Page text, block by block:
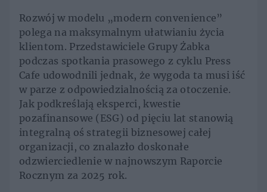
Rozwój w modelu „modern convenience”
polega na maksymalnym ułatwianiu życia
klientom. Przedstawiciele Grupy Żabka
podczas spotkania prasowego z cyklu Press
Cafe udowodnili jednak, że wygoda ta musi iść
w parze z odpowiedzialnością za otoczenie.
Jak podkreślają eksperci, kwestie
pozafinansowe (ESG) od pięciu lat stanowią
integralną oś strategii biznesowej całej
organizacji, co znalazło doskonałe
odzwierciedlenie w najnowszym Raporcie
Rocznym za 2025 rok.